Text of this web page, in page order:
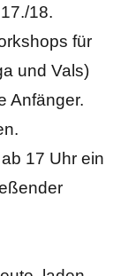
18.
für
und Vals)
Anfänger.
17 Uhr ein